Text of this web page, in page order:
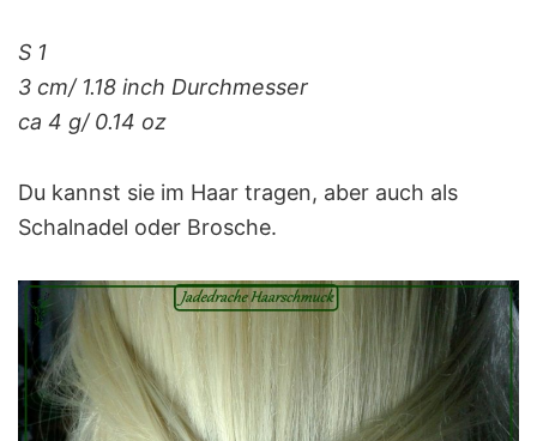
S 1
3 cm/ 1.18 inch Durchmesser
ca 4 g/ 0.14 oz
Du kannst sie im Haar tragen, aber auch als
Schalnadel oder Brosche.